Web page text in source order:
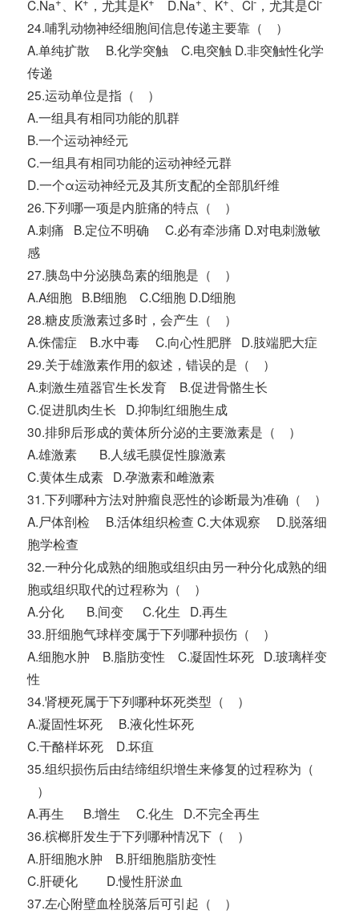
C.Na 、K ，尤其是K D.Na 、K 、Cl ，尤其是Cl
24.哺乳动物神经细胞间信息传递主要靠（ ）
A.单纯扩散 B.化学突触 C.电突触 D.非突触性化学
传递
25.运动单位是指（ ）
A.一组具有相同功能的肌群
B.一个运动神经元
C.一组具有相同功能的运动神经元群
D.一个α运动神经元及其所支配的全部肌纤维
26.下列哪一项是内脏痛的特点（ ）
A.刺痛 B.定位不明确 C.必有牵涉痛 D.对电刺激敏
感
27.胰岛中分泌胰岛素的细胞是（ ）
A.A细胞 B.B细胞 C.C细胞 D.D细胞
28.糖皮质激素过多时，会产生（ ）
A.侏儒症 B.水中毒 C.向心性肥胖 D.肢端肥大症
29.关于雄激素作用的叙述，错误的是（ ）
A.刺激生殖器官生长发育 B.促进骨骼生长
C.促进肌肉生长 D.抑制红细胞生成
30.排卵后形成的黄体所分泌的主要激素是（ ）
A.雄激素 B.人绒毛膜促性腺激素
C.黄体生成素 D.孕激素和雌激素
31.下列哪种方法对肿瘤良恶性的诊断最为准确（ ）
A.尸体剖检 B.活体组织检查 C.大体观察 D.脱落细
胞学检查
32.一种分化成熟的细胞或组织由另一种分化成熟的细
胞或组织取代的过程称为（ ）
A.分化 B.间变 C.化生 D.再生
33.肝细胞气球样变属于下列哪种损伤（ ）
A.细胞水肿 B.脂肪变性 C.凝固性坏死 D.玻璃样变
性
34.肾梗死属于下列哪种坏死类型（ ）
A.凝固性坏死 B.液化性坏死
C.干酪样坏死 D.坏疽
35.组织损伤后由结缔组织增生来修复的过程称为（
）
A.再生 B.增生 C.化生 D.不完全再生
36.槟榔肝发生于下列哪种情况下（ ）
A.肝细胞水肿 B.肝细胞脂肪变性
C.肝硬化 D.慢性肝淤血
37.左心附壁血栓脱落后可引起（ ）